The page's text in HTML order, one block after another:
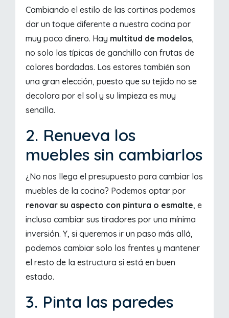
Cambiando el estilo de las cortinas podemos
dar un toque diferente a nuestra cocina por
muy poco dinero. Hay multitud de modelos,
no solo las típicas de ganchillo con frutas de
colores bordadas. Los estores también son
una gran elección, puesto que su tejido no se
decolora por el sol y su limpieza es muy
sencilla.
2. Renueva los
muebles sin cambiarlos
¿No nos llega el presupuesto para cambiar los
muebles de la cocina? Podemos optar por
renovar su aspecto con pintura o esmalte, e
incluso cambiar sus tiradores por una mínima
inversión. Y, si queremos ir un paso más allá,
podemos cambiar solo los frentes y mantener
el resto de la estructura si está en buen
estado.
3. Pinta las paredes